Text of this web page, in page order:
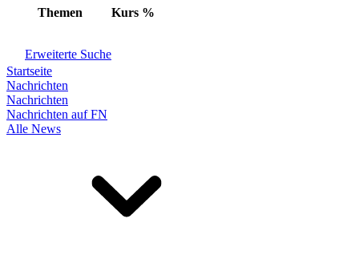
Themen Kurs %
Erweiterte Suche
Startseite
Nachrichten
Nachrichten
Nachrichten auf FN
Alle News